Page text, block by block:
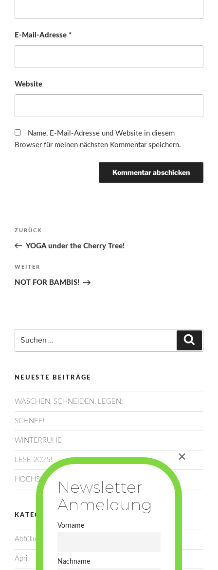
E-Mail-Adresse *
Website
Name, E-Mail-Adresse und Website in diesem
Browser für meinen nächsten Kommentar speichern.
Beitragsnavigation
Vorheriger
Beitrag
ZURÜCK
YOGA under the Cherry Tree!
Nächster
Beitrag
WEITER
NOT FOR BAMBIS!
nach:
NEUESTE BEITRÄGE
WASCHEN, SCHNEIDEN, LEGEN!
SCHNEE!
WINTERRUHE
LESE 2025!
HOCHSOMMER!
KATEGORIEN
Abfüllung
April
Vorname
Nachname